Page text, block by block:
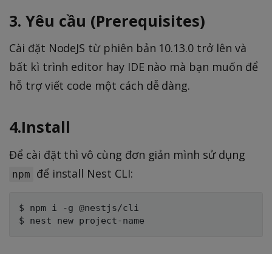
3. Yêu cầu (Prerequisites)
Cài đặt NodeJS từ phiên bản 10.13.0 trở lên và
bất kì trình editor hay IDE nào mà bạn muốn để
hỗ trợ viết code một cách dễ dàng.
4.Install
Để cài đặt thì vô cùng đơn giản mình sử dụng
npm để install Nest CLI:
$ npm i -g @nestjs/cli